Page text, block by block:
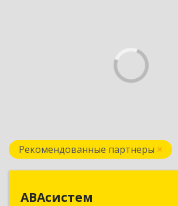
Рекомендованные партнеры
АВАсистем